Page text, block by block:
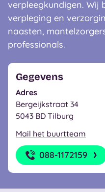
Gegevens
Adres
Bergeijkstraat 34
5043 BD Tilburg
Mail het buurtteam
088-1172159
verpleegkundigen. Wij
verpleging en
naasten,
professionals.